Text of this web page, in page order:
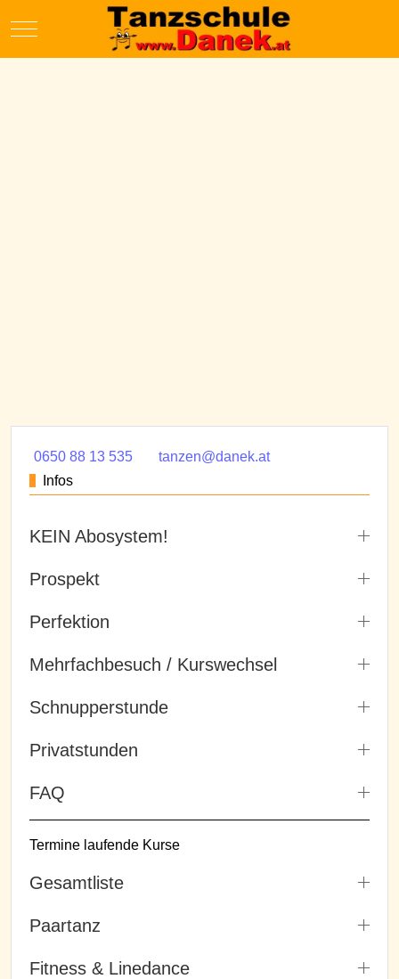
Mobile Menu Toggle
0650 88 13 535
tanzen@danek.at
Infos
KEIN Abosystem!
Prospekt
Perfektion
Mehrfachbesuch / Kurswechsel
Schnupperstunde
Privatstunden
FAQ
Termine laufende Kurse
Gesamtliste
Paartanz
Fitness & Linedance